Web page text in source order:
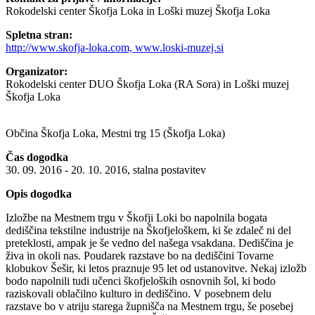
Rokodelski center Škofja Loka in Loški muzej Škofja Loka
Spletna stran:
http://www.skofja-loka.com, www.loski-muzej.si
Organizator:
Rokodelski center DUO Škofja Loka (RA Sora) in Loški muzej
Škofja Loka
Občina Škofja Loka, Mestni trg 15 (Škofja Loka)
Čas dogodka
30. 09. 2016 - 20. 10. 2016, stalna postavitev
Opis dogodka
Izložbe na Mestnem trgu v Škofji Loki bo napolnila bogata
dediščina tekstilne industrije na Škofjeloškem, ki še zdaleč ni del
preteklosti, ampak je še vedno del našega vsakdana. Dediščina je
živa in okoli nas. Poudarek razstave bo na dediščini Tovarne
klobukov Šešir, ki letos praznuje 95 let od ustanovitve. Nekaj izložb
bodo napolnili tudi učenci škofjeloških osnovnih šol, ki bodo
raziskovali oblačilno kulturo in dediščino. V posebnem delu
razstave bo v atriju starega župnišča na Mestnem trgu, še posebej